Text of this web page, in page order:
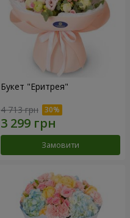
Букет "Еритрея"
4 713 грн
Замовити